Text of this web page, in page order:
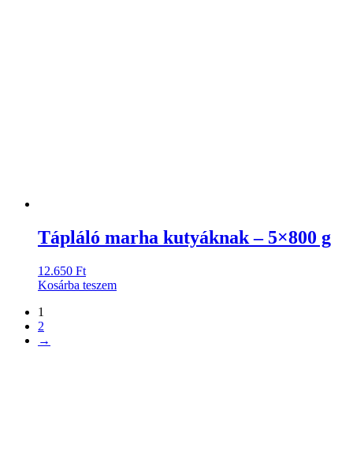
Tápláló marha kutyáknak – 5×800 g
12.650 Ft
Kosárba teszem
1
2
→